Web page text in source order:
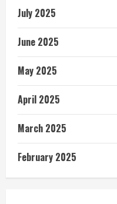
July 2025
June 2025
May 2025
April 2025
March 2025
February 2025